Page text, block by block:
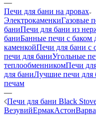
—
Печи для бани на дровах
ЭлектрокаменкиГазовые
баниПечи для бани из
баниБанные печи с баком
каменкойПечи для бани с
печи для баниУгольные
теплообменникомПечи
для баниЛучшие печи для
печам
—
Печи для бани Black
ВезувийЕрмакАстон